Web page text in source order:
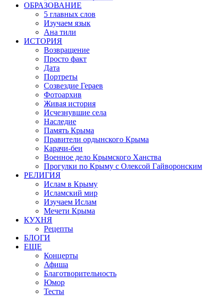
ОБРАЗОВАНИЕ
5 главных слов
Изучаем язык
Ана тили
ИСТОРИЯ
Возвращение
Просто факт
Дата
Портреты
Созвездие Гераев
Фотоархив
Живая история
Исчезнувшие села
Наследие
Память Крыма
Правители ордынского Крыма
Карачи-беи
Военное дело Крымского Ханства
Прогулки по Крыму с Олексой Гайворонским
РЕЛИГИЯ
Ислам в Крыму
Исламский мир
Изучаем Ислам
Мечети Крыма
КУХНЯ
Рецепты
БЛОГИ
ЕЩЕ
Концерты
Афиша
Благотворительность
Юмор
Тесты